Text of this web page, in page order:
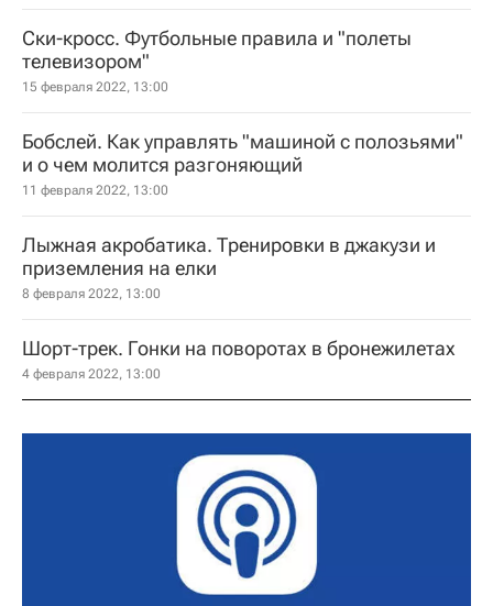
Ски-кросс. Футбольные правила и "полеты
телевизором"
15 февраля 2022, 13:00
Бобслей. Как управлять "машиной с полозьями"
и о чем молится разгоняющий
11 февраля 2022, 13:00
Лыжная акробатика. Тренировки в джакузи и
приземления на елки
8 февраля 2022, 13:00
Шорт-трек. Гонки на поворотах в бронежилетах
4 февраля 2022, 13:00